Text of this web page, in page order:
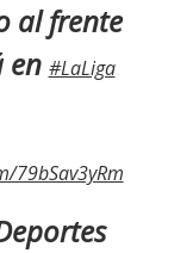
al frente
en #LaLiga
79bSav3yRm